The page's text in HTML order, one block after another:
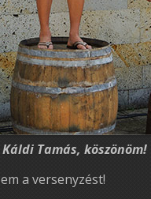
Tamás, köszönöm!
a versenyzést!